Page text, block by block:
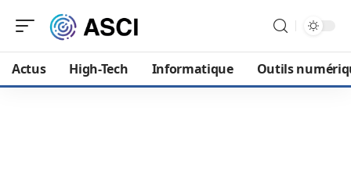
Actus High-Tech Informatique Outils